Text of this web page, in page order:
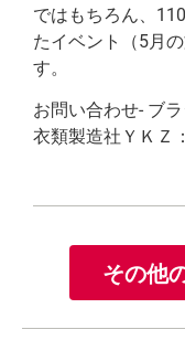
ではもちろん、
たイベント（5月
す。
お問い合わせ- ブ
衣類製造社ＹＫＺ
その他